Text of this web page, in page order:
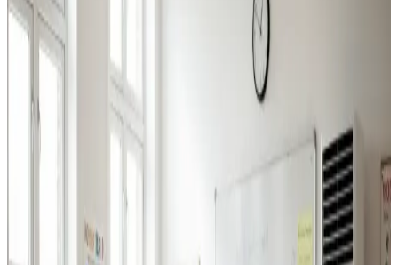
Industriventilation
Ventilation til fabrikker, haller og lagerbygninger i
Hvalsø. Professionel dimensionering.